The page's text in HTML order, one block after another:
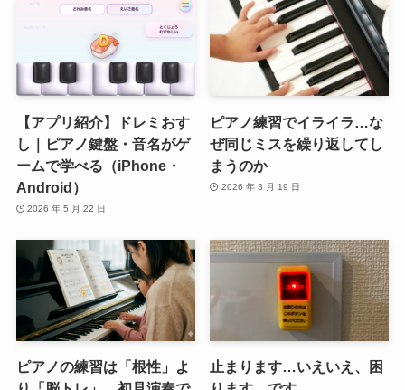
【アプリ紹介】ドレミおす
し｜ピアノ鍵盤・音名がゲ
ームで学べる（iPhone・
Android）
2026 年 5 月 22 日
ピアノ練習でイライラ…な
ぜ同じミスを繰り返してし
まうのか
2026 年 3 月 19 日
ピアノの練習は「根性」よ
止まります…いえいえ、困